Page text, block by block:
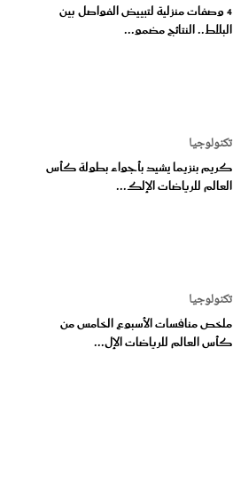
4 وصفات منزلية لتبييض الفواصل بين
البلاط.. النتائج مضمو...
تكنولوجيا
كريم بنزيما يشيد بأجواء بطولة كأس
العالم للرياضات الإلك...
تكنولوجيا
ملخص منافسات الأسبوع الخامس من
كأس العالم للرياضات الإل...